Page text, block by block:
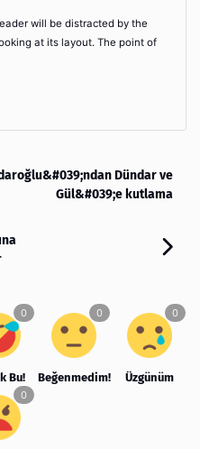
will be distracted by the
at its layout. The point of
Dündar ve
Gül&#039;e kutlama
Bu! Beğenmedim! Üzgünüm